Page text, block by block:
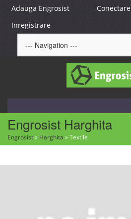
Adauga Engrosist
Conectare
Inregistrare
Engrosist Harghita
Engrosist» Harghita »Textile